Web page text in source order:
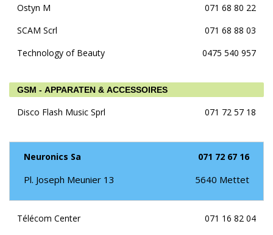
Ostyn M
071 68 80 22
SCAM Scrl
071 68 88 03
Technology of Beauty
0475 540 957
GSM - APPARATEN & ACCESSOIRES
Disco Flash Music Sprl 071 72 57 18
Neuronics Sa 071 72 67 16
Pl. Joseph Meunier 13 5640 Mettet
Télécom Center 071 16 82 04